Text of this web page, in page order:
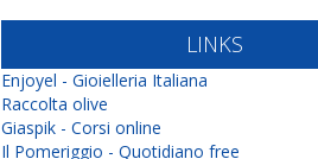
LINKS
Enjoyel - Gioielleria Italiana
Raccolta olive
Giaspik - Corsi online
Il Pomeriggio - Quotidiano free